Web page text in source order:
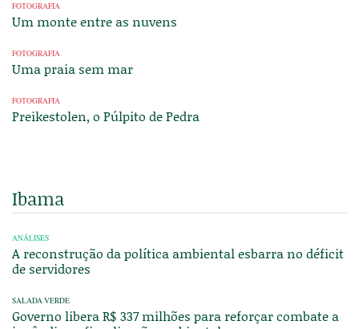
FOTOGRAFIA
Um monte entre as nuvens
FOTOGRAFIA
Uma praia sem mar
FOTOGRAFIA
Preikestolen, o Púlpito de Pedra
Ibama
ANÁLISES
A reconstrução da política ambiental esbarra no déficit
de servidores
SALADA VERDE
Governo libera R$ 337 milhões para reforçar combate a